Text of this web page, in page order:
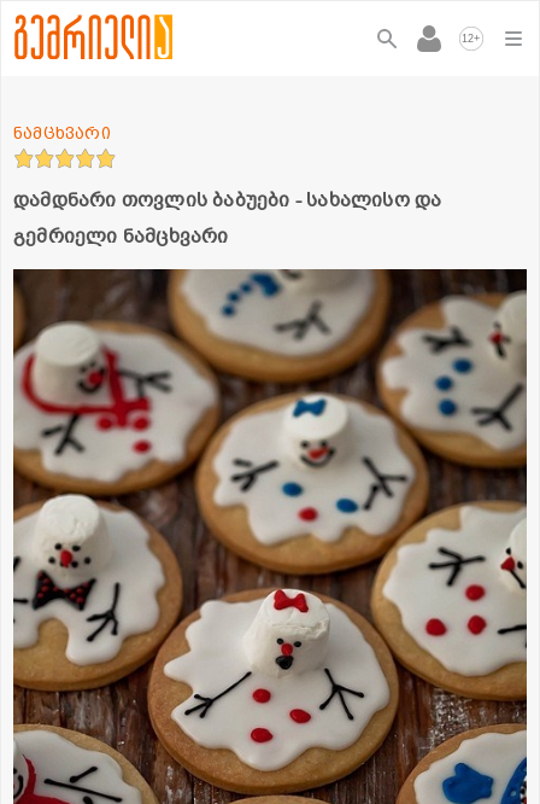
12+
დამდნარი თოვლის ბაბუები - სახალისო და
გემრიელი ნამცხვარი
ნამცხვარი